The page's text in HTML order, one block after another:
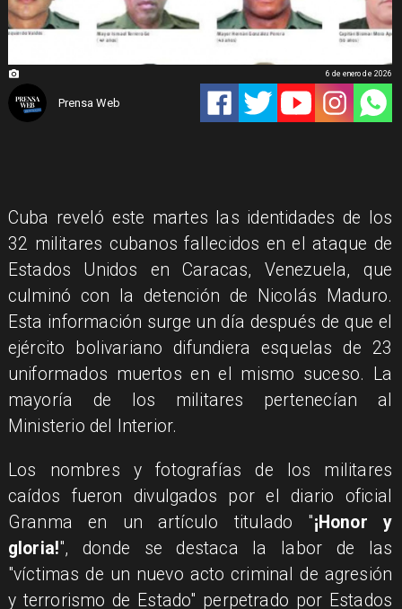
Prensa Web
6 de enero de 2026
Cuba reveló este martes las identidades de los
32 militares cubanos fallecidos en el ataque de
Estados Unidos en Caracas, Venezuela, que
culminó con la detención de Nicolás Maduro.
Esta información surge un día después de que el
ejército bolivariano difundiera esquelas de 23
uniformados muertos en el mismo suceso. La
mayoría de los militares pertenecían al
Ministerio del Interior.
Los nombres y fotografías de los militares
caídos fueron divulgados por el diario oficial
Granma en un artículo titulado "¡Honor y
gloria!", donde se destaca la labor de las
"víctimas de un nuevo acto criminal de agresión
y terrorismo de Estado" perpetrado por Estados